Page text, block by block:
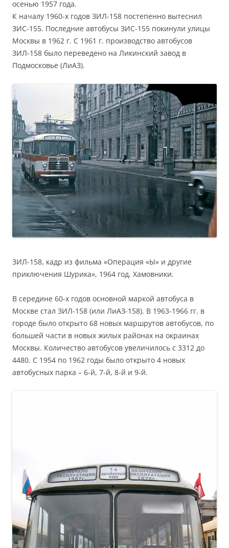
осенью 1957 года.
К началу 1960-х годов ЗИЛ-158 постепенно вытеснил
ЗИС-155. Последние автобусы ЗИС-155 покинули улицы
Москвы в 1962 г. С 1961 г. производство автобусов
ЗИЛ-158 было переведено на Ликинский завод в
Подмосковье (ЛиАЗ).
ЗИЛ-158, кадр из фильма «Операция «Ы» и другие
приключения Шурика», 1964 год, Хамовники.
В середине 60-х годов основной маркой автобуса в
Москве стал ЗИЛ-158 (или ЛиАЗ-158). В 1963-1966 гг. в
городе было открыто 68 новых маршрутов автобусов, по
большей части в новых жилых районах на окраинах
Москвы. Количество автобусов увеличилось с 3312 до
4480. С 1954 по 1962 годы было открыто 4 новых
автобусных парка – 6-й, 7-й, 8-й и 9-й.